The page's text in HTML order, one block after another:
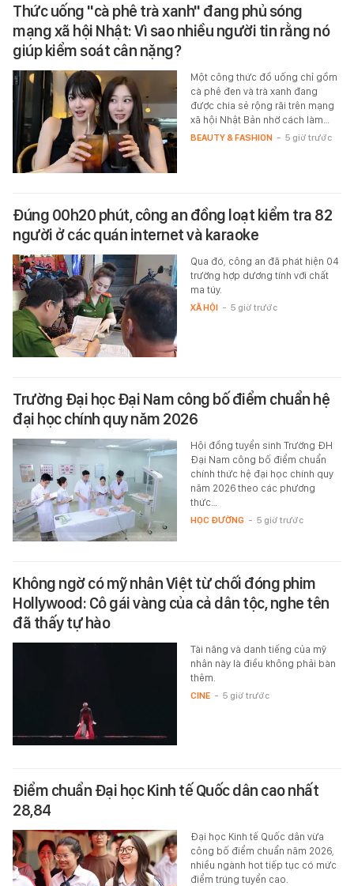
Thức uống "cà phê trà xanh" đang phủ sóng
mạng xã hội Nhật: Vì sao nhiều người tin rằng nó
giúp kiểm soát cân nặng?
Một công thức đồ uống chỉ gồm
cà phê đen và trà xanh đang
được chia sẻ rộng rãi trên mạng
xã hội Nhật Bản nhờ cách làm…
BEAUTY & FASHION - 5 giờ trước
Đúng 00h20 phút, công an đồng loạt kiểm tra 82
người ở các quán internet và karaoke
Qua đó, công an đã phát hiện 04
trường hợp dương tính với chất
ma túy.
XÃ HỘI - 5 giờ trước
Trường Đại học Đại Nam công bố điểm chuẩn hệ
đại học chính quy năm 2026
Hội đồng tuyển sinh Trường ĐH
Đại Nam công bố điểm chuẩn
chính thức hệ đại học chính quy
năm 2026 theo các phương
thức…
HỌC ĐƯỜNG - 5 giờ trước
Không ngờ có mỹ nhân Việt từ chối đóng phim
Hollywood: Cô gái vàng của cả dân tộc, nghe tên
đã thấy tự hào
Tài năng và danh tiếng của mỹ
nhân này là điều không phải bàn
thêm.
CINE - 5 giờ trước
Điểm chuẩn Đại học Kinh tế Quốc dân cao nhất
28,84
Đại học Kinh tế Quốc dân vừa
công bố điểm chuẩn năm 2026,
nhiều ngành hot tiếp tục có mức
điểm trúng tuyển cao.